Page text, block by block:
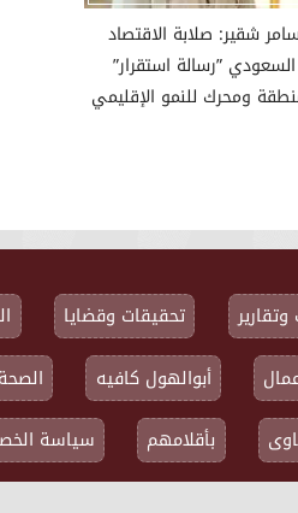
شقير: صلابة الاقتصاد
السعودي ”رسالة استقرار”
ومحرك للنمو الإقليمي
تحقيقات وقضايا
أبوالهول كافيه
بأقلامهم سياسة